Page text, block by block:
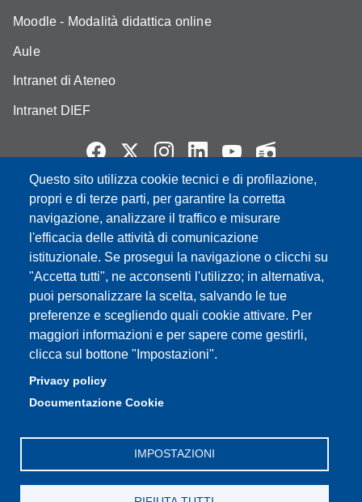
Questo sito utilizza cookie tecnici e di profilazione,
propri e di terze parti, per garantire la corretta
navigazione, analizzare il traffico e misurare
l'efficacia delle attività di comunicazione
istituzionale. Se prosegui la navigazione o clicchi su
"Accetta tutti", ne acconsenti l'utilizzo; in alternativa,
puoi personalizzare la scelta, salvando le tue
preferenze e scegliendo quali cookie attivare. Per
maggiori informazioni e per sapere come gestirli,
clicca sul bottone "Impostazioni".
Privacy policy
Documentazione Cookie
IMPOSTAZIONI
Moodle - Modalità didattica online
Aule
Intranet di Ateneo
Intranet DIEF
Partita IVA: 00427620364
e-mail: urp@unimore.it
PEC: primo contatto: urp@pec.unimore.it
Indirizzo ReGIndE per notifica Atti Processuali:
direzionelegale@pec.unimore.it
Sede di Modena: Via Università 4, 41121 Modena, Tel. 059
2056511 - Fax 059 245156
Sede di Reggio Emilia : Viale A. Allegri 9, 42121 Reggio
Emilia, Tel. 0522 523041 - Fax 0522 523045